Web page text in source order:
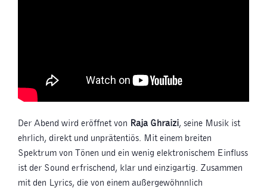
Der Abend wird eröffnet von Raja Ghraizi, seine Musik ist
ehrlich, direkt und unprätentiös. Mit einem breiten
Spektrum von Tönen und ein wenig elektronischem Einfluss
ist der Sound erfrischend, klar und einzigartig. Zusammen
mit den Lyrics, die von einem außergewöhnnlich